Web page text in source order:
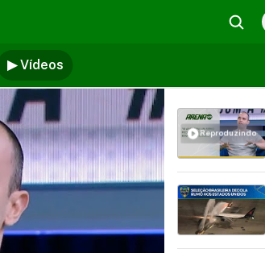
▶ Vídeos
Reproduzindo